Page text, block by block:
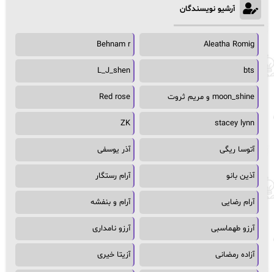
آرشیو نویسندگان
Aleatha Romig
Behnam r
bts
L_J_shen
moon_shine و مریم ثروت Red rose
stacey lynn
ZK
آتوسا ریگی آذر یوسفی
آذین بانو آرام رستگار
آرام رضایی آرام و بنفشه
آرزو طهماسبی آرزو نامداری
آزاده رمضانی آزیتا خیری